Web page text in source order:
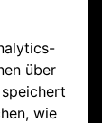
über
wie